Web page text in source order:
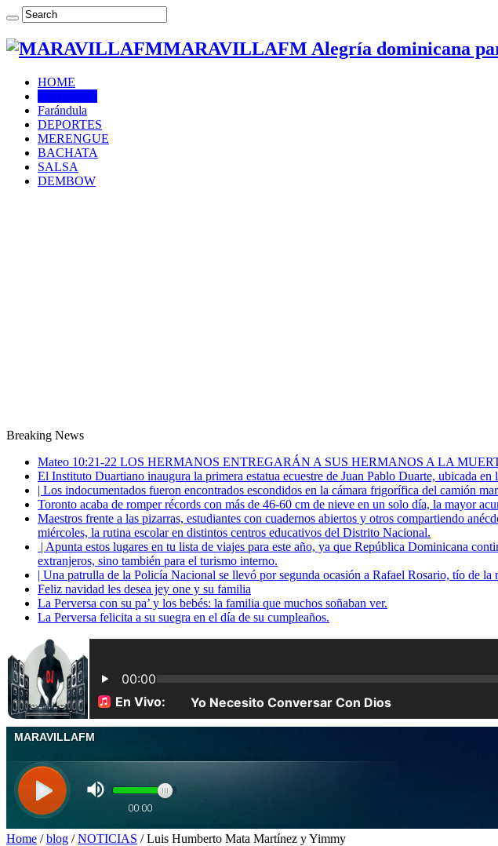
MARAVILLAFM Alegría dominicana
HOME
Farándula
DEPORTES
MERENGUE
BACHATA
SALSA
DEMBOW
Breaking News
Mateo 10:21-22 LOS HERMANOS ENTREGARÁN A SUS HERMANOS A LA
El Instituto Duartiano inaugura la primera estatua ecuestre de Juan Pablo Duarte, ubicada
| Los indocumentados fueron encontrados escondidos en la cámara frigorífica del camión
Toronto acaba de romper récords con más de 46-60 cm de nieve en un solo día, la mayor
Maestros frente a las pizarras, estudiantes con cuadernos abiertos y otros compartiendo
miércoles, la rutina escolar en distintos centros educativos del Distrito Nacional.
| Apunta estos lugares en tu lista de viajes para este año, ya que República Dominicana
extranjeros, sino también para el turismo interno.
| Una patrulla de la Policía Nacional se llevó por segunda ocasión a Rafael Rosario, tío de
Feliz navidad les desea jey one y su familia
La Perversa con su pa’ y los bebés: la familia que muchos soñaban ver.
La Perversa felicita a su suegra en el día de su cumpleaños.
Home / blog / NOTICIAS / Luis Humberto Mata Martínez y Yimmy